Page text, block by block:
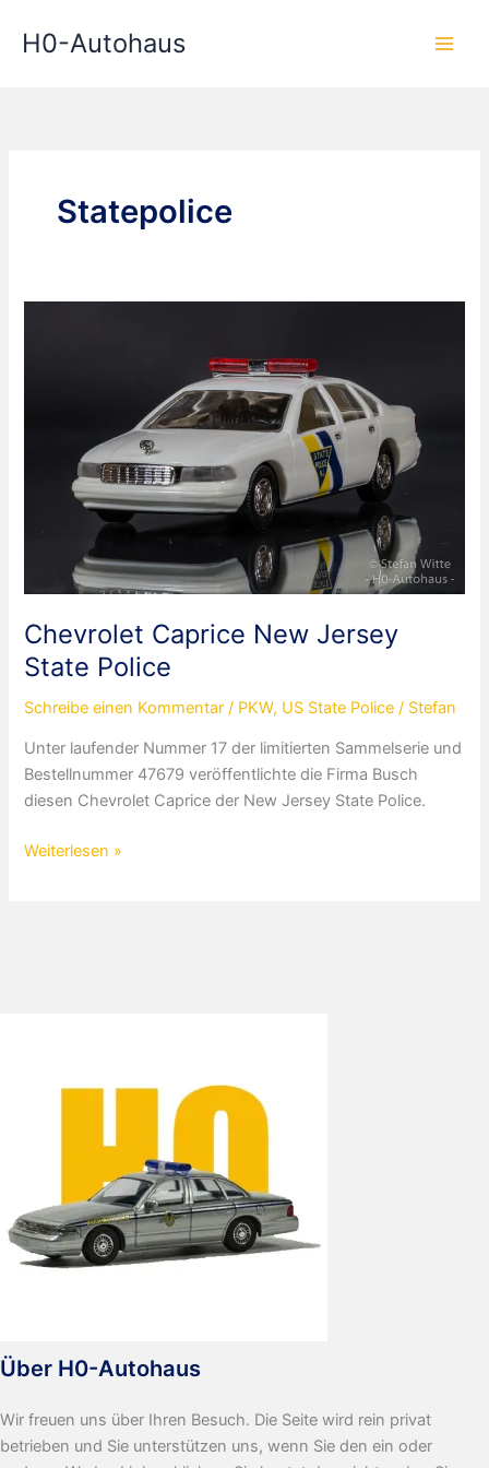
InhaltH0-Autohaus
Statepolice
Chevrolet Caprice New Jersey
State Police
Schreibe einen Kommentar / PKW, US State Police / Stefan
Unter laufender Nummer 17 der limitierten Sammelserie und
Bestellnummer 47679 veröffentlichte die Firma Busch
diesen Chevrolet Caprice der New Jersey State Police.
Chevrolet
Weiterlesen »
Über H0-Autohaus
Wir freuen uns über Ihren Besuch. Die Seite wird rein privat
betrieben und Sie unterstützen uns, wenn Sie den ein oder